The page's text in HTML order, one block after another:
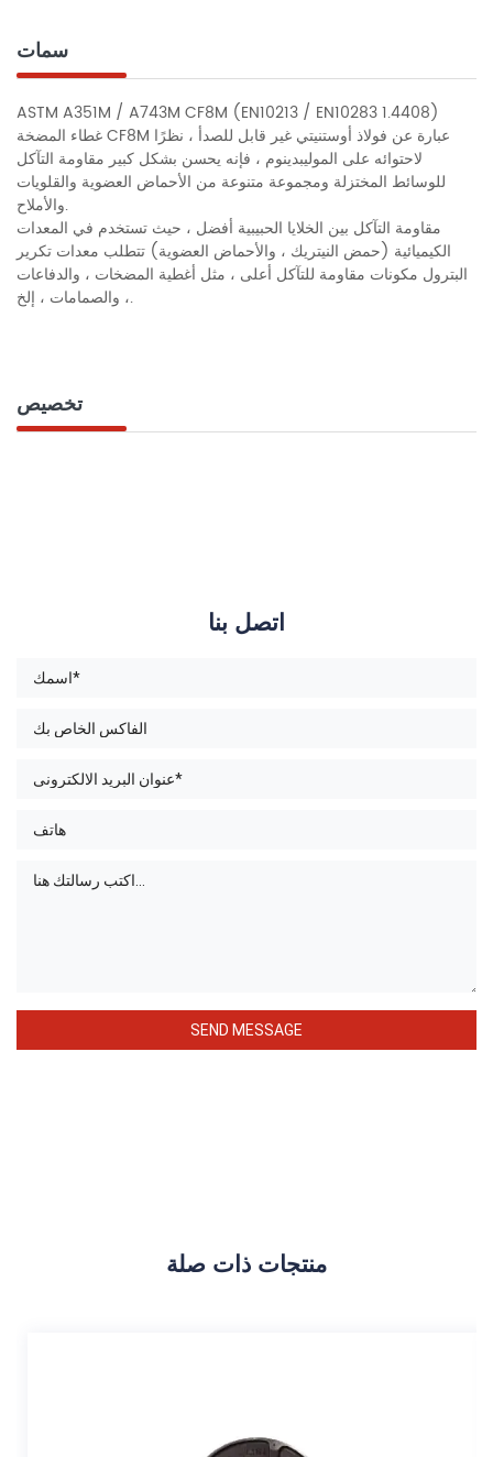
سمات
ASTM A351M / A743M CF8M (EN10213 / EN10283 1.4408)
غطاء المضخة CF8M عبارة عن فولاذ أوستنيتي غير قابل للصدأ ، نظرًا
لاحتوائه على الموليبدينوم ، فإنه يحسن بشكل كبير مقاومة التآكل
للوسائط المختزلة ومجموعة متنوعة من الأحماض العضوية والقلويات
والأملاح.
مقاومة التآكل بين الخلايا الحبيبية أفضل ، حيث تستخدم في المعدات
الكيميائية (حمض النيتريك ، والأحماض العضوية) تتطلب معدات تكرير
البترول مكونات مقاومة للتآكل أعلى ، مثل أغطية المضخات ، والدفاعات
، والصمامات ، إلخ.
تخصيص
اتصل بنا
منتجات ذات صلة